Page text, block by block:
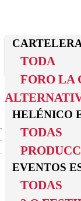
TODA
FORO LA
HELÉNICO
TODAS
EVENTOS
TODAS
INICIO
CARTELERA
UNA BUENA MADRE
Una